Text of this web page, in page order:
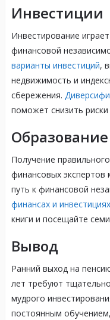
Инвестиции
Инвестирование
финансовой
варианты инвестиций,
недвижимость и
сбережения.
поможет снизить
Получение
финансовых экспертов
путь к финансовой
финансах и инвестициях
книги и посещайте
Вывод
Ранний выход на
лет требуют
мудрого
постоянным